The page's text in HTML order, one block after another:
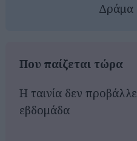
Δράμα
Που παίζεται τώρα
Η ταινία δεν
εβδομάδα